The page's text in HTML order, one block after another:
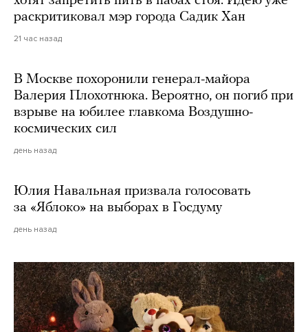
раскритиковал мэр города Садик Хан
21 час назад
В Москве похоронили генерал-майора
Валерия Плохотнюка. Вероятно, он погиб при
взрыве на юбилее главкома Воздушно-
космических сил
день назад
Юлия Навальная призвала голосовать
за «Яблоко» на выборах в Госдуму
день назад